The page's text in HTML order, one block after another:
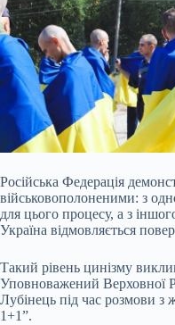
Російська Федерація
військовополоненими: з
для цього процесу, а з
Україна відмовляється
Такий рівень цинізму
Уповноважений Верховної
Лубінець під час розмови з
1+1”.